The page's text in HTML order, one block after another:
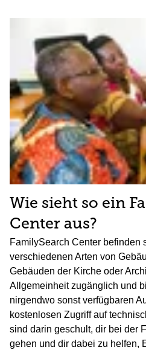
Wie sieht so ein
Center aus?
FamilySearch Center befinden
verschiedenen Arten von
Gebäuden der Kirche oder
Allgemeinheit zugänglich und
nirgendwo sonst verfügbaren
kostenlosen Zugriff auf
sind darin geschult, dir bei der
gehen und dir dabei zu helfen,